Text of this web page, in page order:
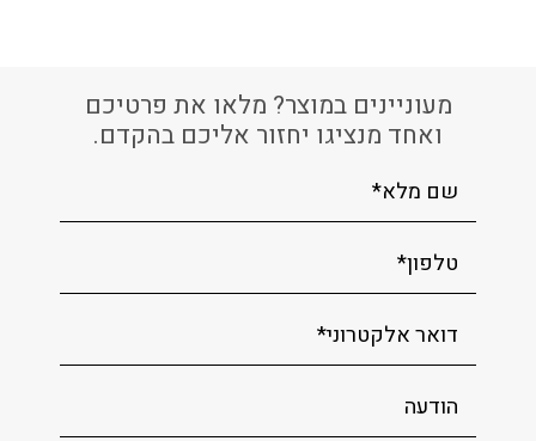
מעוניינים במוצר? מלאו את פרטיכם
ואחד מנציגו יחזור אליכם בהקדם.